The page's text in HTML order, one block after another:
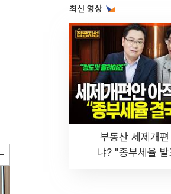
최신 영상
부동산 세제개
냐? "종부세율